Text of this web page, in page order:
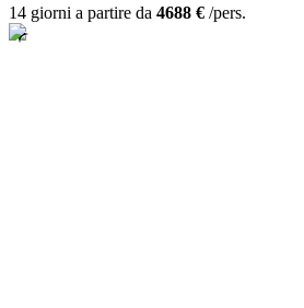
14 giorni a partire da 4688 € /pers.